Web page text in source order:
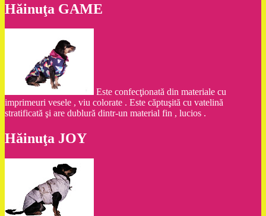
Hăinuţa GAME
Este confecţionată din materiale cu
imprimeuri vesele , viu colorate . Este căptuşită cu vatelină
stratificată şi are dublură dintr-un material fin , lucios .
Hăinuţa JOY